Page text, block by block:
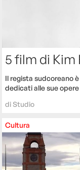
5 film di Kim
Il regista sudcoreano
dedicati alle sue
diStudio
Cultura